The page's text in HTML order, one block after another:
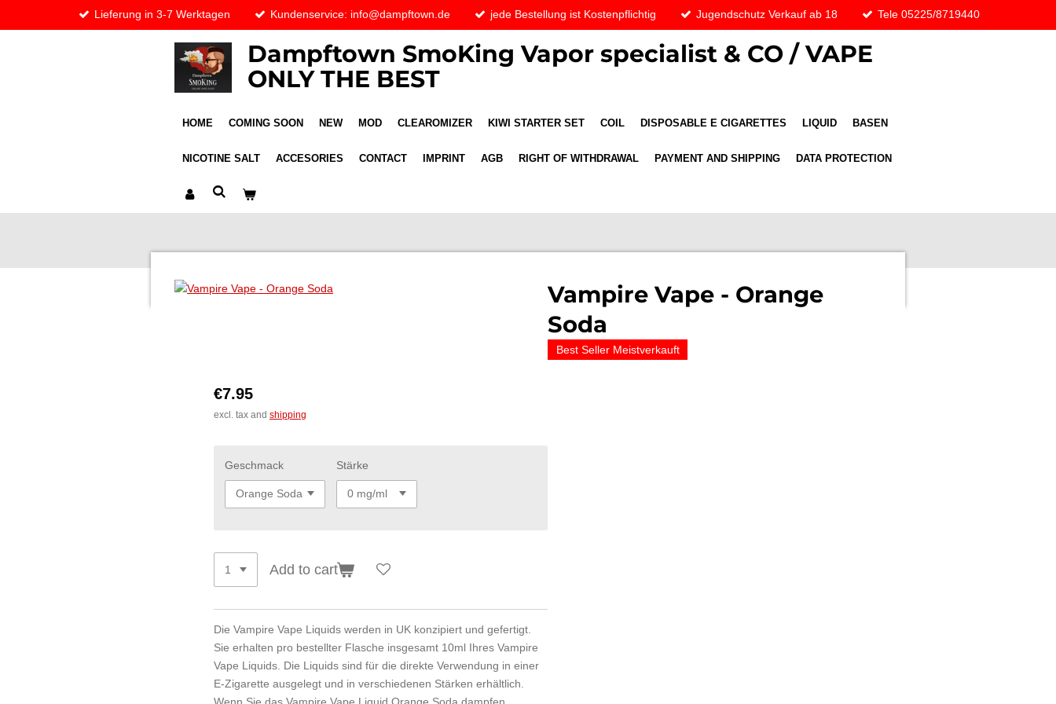
to
Lieferung in 3-7 Werktagen Kundenservice: info@dampftown.de jede Bestellung ist Kostenpflichtig Jugendschutz Verkauf ab 18 Tele 05225/8719440
Dampftown SmoKing Vapor specialist & CO / VAPE
ONLY THE BEST
HOME COMING SOON NEW MOD CLEAROMIZER KIWI STARTER SET COIL DISPOSABLE E CIGARETTES LIQUID BASEN
NICOTINE SALT ACCESORIES CONTACT IMPRINT AGB RIGHT OF WITHDRAWAL PAYMENT AND SHIPPING DATA PROTECTION
Vampire Vape - Orange
Soda
Best Seller Meistverkauft
€7.95
excl. tax and shipping
Geschmack Stärke
Add to cart
Die Vampire Vape Liquids werden in UK konzipiert und gefertigt.
Sie erhalten pro bestellter Flasche insgesamt 10ml Ihres Vampire
Vape Liquids. Die Liquids sind für die direkte Verwendung in einer
E-Zigarette ausgelegt und in verschiedenen Stärken erhältlich.